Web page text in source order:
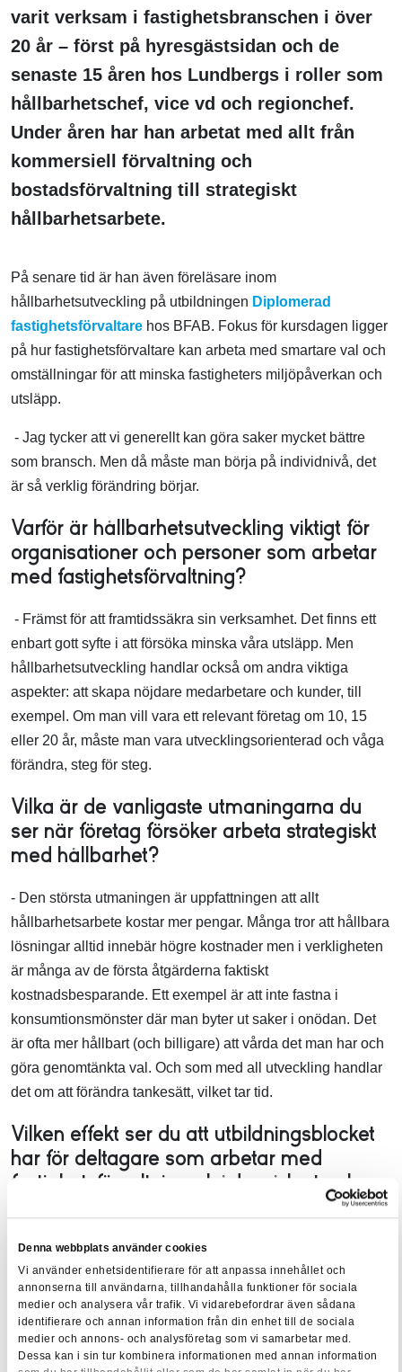
Denna webbplats använder cookies
Vi använder enhetsidentifierare för att anpassa innehållet och
annonserna till användarna, tillhandahålla funktioner för sociala
medier och analysera vår trafik. Vi vidarebefordrar även sådana
identifierare och annan information från din enhet till de sociala
medier och annons- och analysföretag som vi samarbetar med.
Dessa kan i sin tur kombinera informationen med annan information
varit verksam i fastighetsbranschen i över
20 år – först på hyresgästsidan och de
senaste 15 åren hos Lundbergs i roller som
hållbarhetschef, vice vd och regionchef.
Under åren har han arbetat med allt från
kommersiell förvaltning och
bostadsförvaltning till strategiskt
hållbarhetsarbete.
På senare tid är han även föreläsare inom
hållbarhetsutveckling på utbildningen Diplomerad
fastighetsförvaltare hos BFAB. Fokus för kursdagen ligger
på hur fastighetsförvaltare kan arbeta med smartare val och
omställningar för att minska fastigheters miljöpåverkan och
utsläpp.
- Jag tycker att vi generellt kan göra saker mycket bättre
som bransch. Men då måste man börja på individnivå, det
är så verklig förändring börjar.
Varför är hållbarhetsutveckling viktigt för
organisationer och personer som arbetar
med fastighetsförvaltning?
- Främst för att framtidssäkra sin verksamhet. Det finns ett
enbart gott syfte i att försöka minska våra utsläpp. Men
hållbarhetsutveckling handlar också om andra viktiga
aspekter: att skapa nöjdare medarbetare och kunder, till
exempel. Om man vill vara ett relevant företag om 10, 15
eller 20 år, måste man vara utvecklingsorienterad och våga
förändra, steg för steg.
Vilka är de vanligaste utmaningarna du
ser när företag försöker arbeta strategiskt
med hållbarhet?
- Den största utmaningen är uppfattningen att allt
hållbarhetsarbete kostar mer pengar. Många tror att hållbara
lösningar alltid innebär högre kostnader men i verkligheten
är många av de första åtgärderna faktiskt
kostnadsbesparande. Ett exempel är att inte fastna i
konsumtionsmönster där man byter ut saker i onödan. Det
är ofta mer hållbart (och billigare) att vårda det man har och
göra genomtänkta val. Och som med all utveckling handlar
det om att förändra tankesätt, vilket tar tid.
Vilken effekt ser du att utbildningsblocket
har för deltagare som arbetar med
fastighetsförvaltning – både på kort och
- Deltagarna får en ökad medvetenhet om att det de gör i sin
yrkesroll påverkar mer än bara den egna organisationen.
Det påverkar miljön, klimatet och samhället i stort. Att få upp
hållbarhet på agendan, eller "top of mind", är avgörande.
- Samtidigt får de också upp ögonen för att